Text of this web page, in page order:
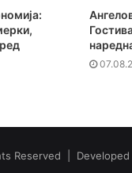
Reserved | Developed